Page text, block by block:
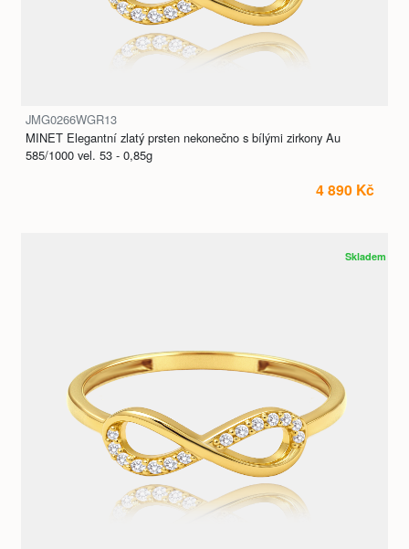
JMG0266WGR13
MINET Elegantní zlatý prsten nekonečno s bílými zirkony Au
585/1000 vel. 53 - 0,85g
4 890 Kč
Skladem